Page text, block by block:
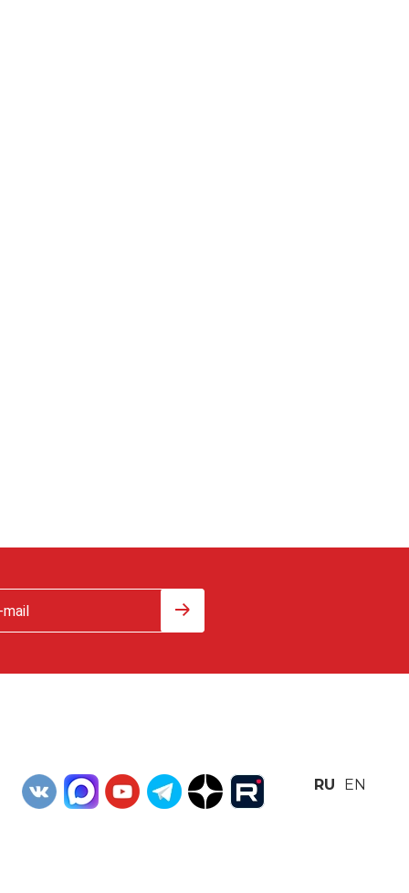
RU EN